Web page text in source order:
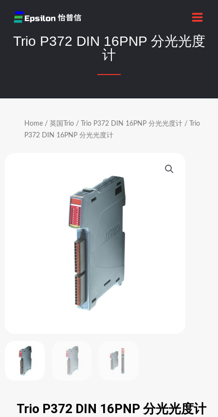
Trio P372 DIN 16PNP 分光光度
计
Home / 英国Trio / Trio P372 DIN 16PNP 分光光度计 / Trio
P372 DIN 16PNP 分光光度计
Trio P372 DIN 16PNP 分光光度计